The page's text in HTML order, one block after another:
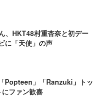
、HKT48村重杏奈と初デー
に「天使」の声
Popteen」「Ranzuki」トッ
ファン歓喜